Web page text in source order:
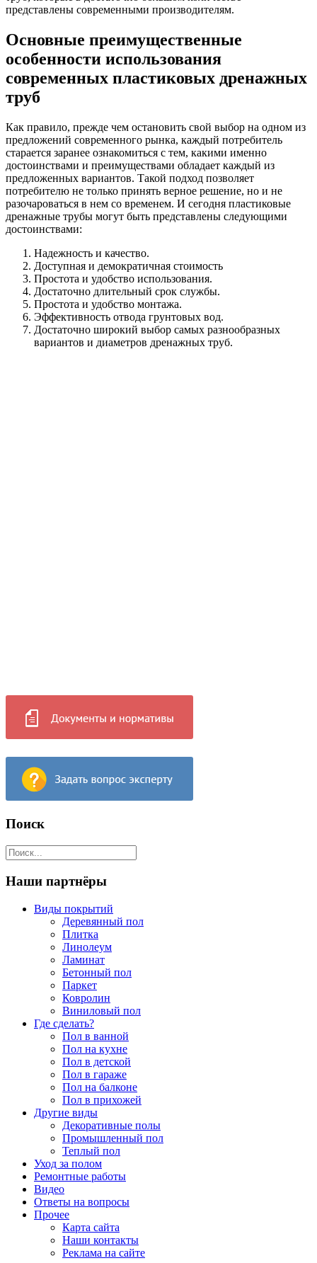
представлены современными производителям.
Основные преимущественные
особенности использования
современных пластиковых дренажных
труб
Как правило, прежде чем остановить свой выбор на одном из
предложений современного рынка, каждый потребитель
старается заранее ознакомиться с тем, какими именно
достоинствами и преимуществами обладает каждый из
предложенных вариантов. Такой подход позволяет
потребителю не только принять верное решение, но и не
разочароваться в нем со временем. И сегодня пластиковые
дренажные трубы могут быть представлены следующими
достоинствами:
Надежность и качество.
Доступная и демократичная стоимость
Простота и удобство использования.
Достаточно длительный срок службы.
Простота и удобство монтажа.
Эффективность отвода грунтовых вод.
Достаточно широкий выбор самых разнообразных
вариантов и диаметров дренажных труб.
Поиск
Наши партнёры
Виды покрытий
Деревянный пол
Плитка
Линолеум
Ламинат
Бетонный пол
Паркет
Ковролин
Виниловый пол
Где сделать?
Пол в ванной
Пол на кухне
Пол в детской
Пол в гараже
Пол на балконе
Пол в прихожей
Другие виды
Декоративные полы
Промышленный пол
Теплый пол
Уход за полом
Ремонтные работы
Видео
Ответы на вопросы
Прочее
Карта сайта
Наши контакты
Реклама на сайте